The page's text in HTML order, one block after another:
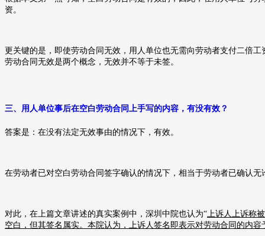
资。
更关键的是，即使劳动合同无效，用人单位也无需向劳动者支付二倍
劳动合同无效是两个概念，无效并不等于未签。
三、 用人单位事后在空白劳动合同上手写的内容，有没有效？
答案是：在没有法定无效事由的情况下，有效。
在劳动者已对空白劳动合同签字确认的情况下，相当于劳动者已确认
对此，在上篇文章讲述的真实案例中，深圳中院也认为“上诉人上诉称
空白，但其签名属实。本院认为，上诉人签名即表示对劳动合同的内